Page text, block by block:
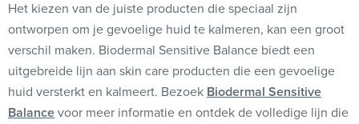
Het kiezen van de juiste producten die speciaal zijn
ontworpen om je gevoelige huid te kalmeren, kan een groot
verschil maken. Biodermal Sensitive Balance biedt een
uitgebreide lijn aan skin care producten die een gevoelige
huid versterkt en kalmeert. Bezoek Biodermal Sensitive
Balancevoor meer informatie en ontdek de volledige lijn die